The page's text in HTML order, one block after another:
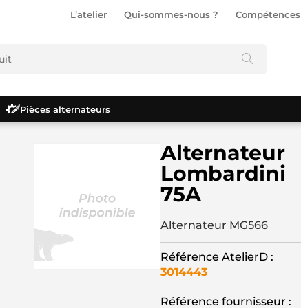
L’atelier Qui-sommes-nous ? Compétences
Pièces alternateurs
Alternateur
Lombardini
75A
Alternateur MG566
Référence AtelierD :
3014443
Référence fournisseur :